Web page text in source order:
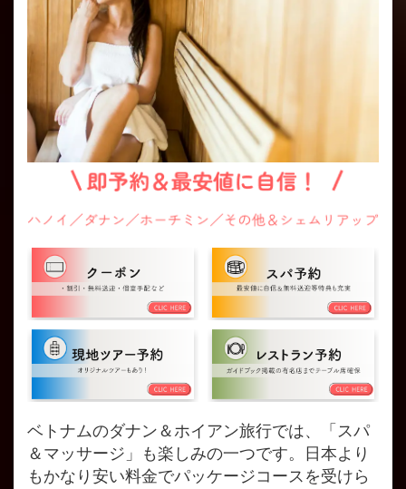
ベトナムのダナン＆ホイアン旅行では、「スパ
＆マッサージ」も楽しみの一つです。日本より
もかなり安い料金でパッケージコースを受けら